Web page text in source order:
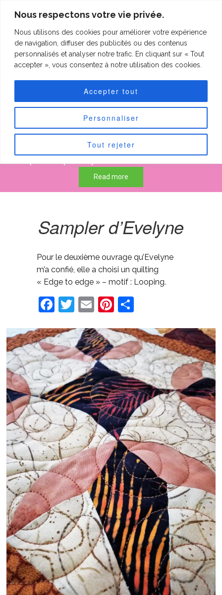
Nous respectons votre vie privée.
Nous utilisons des cookies pour améliorer votre expérience
de navigation, diffuser des publicités ou des contenus
personnalisés et analyser notre trafic. En cliquant sur « Tout
accepter », vous consentez à notre utilisation des cookies.
Personnaliser
Tout rejeter
Accepter tout
clineting.com
Forfaits "Petits
patchs"
50 € pour les petits quilts de max 60 cm sur 60 cm.
Read more
Sampler d’Evelyne
Pour le deuxième ouvrage qu’Evelyne
m’a confié, elle a choisi un quilting
« Edge to edge » – motif : Looping.
Facebook
Twitter
EmailPinterest
Share
clineting.com